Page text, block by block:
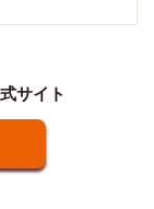
サイト